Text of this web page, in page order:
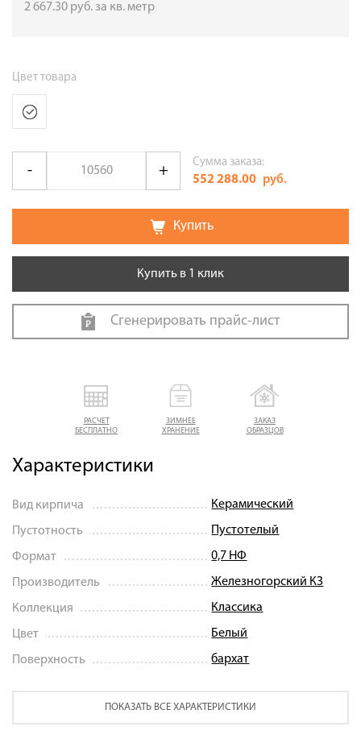
РАСЧЕТ
БЕСПЛАТНО
ЗИМНЕЕ
ХРАНЕНИЕ
ЗАКАЗ
ОБРАЗЦОВ
Характеристики
Вид кирпича Керамический
Пустотность Пустотелый
Формат 0,7 НФ
Производитель Железногорский КЗ
Коллекция Классика
Цвет Белый
Поверхность бархат
ПОКАЗАТЬ ВСЕ ХАРАКТЕРИСТИКИ
2 667.30 руб.за кв. метр
Цвет товара
Сумма заказа:
552 288.00 руб.
Купить
Купить в 1 клик
Сгенерировать прайс-лист